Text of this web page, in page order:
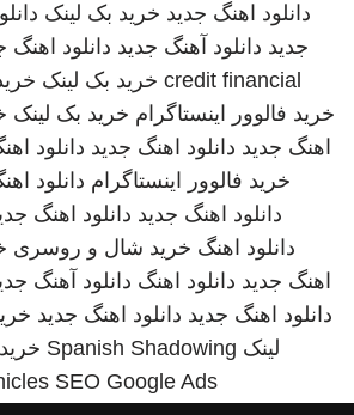
دانلود اهنگ جدید خرید بک لینک
جدید دانلود آهنگ جدید دانلود اهنگ
credit financial خرید بک لینک
خرید فالوور اینستاگرام خرید بک لینک
اهنگ جدید دانلود اهنگ جدید دانلود
خرید فالوور اینستاگرام دانلود
دانلود اهنگ جدید دانلود اهنگ
دانلود اهنگ خرید شال و روسری
اهنگ جدید دانلود اهنگ دانلود آهنگ
دانلود اهنگ جدید دانلود اهنگ جدید
لینک Spanish Shadowing
SEO Google Ads